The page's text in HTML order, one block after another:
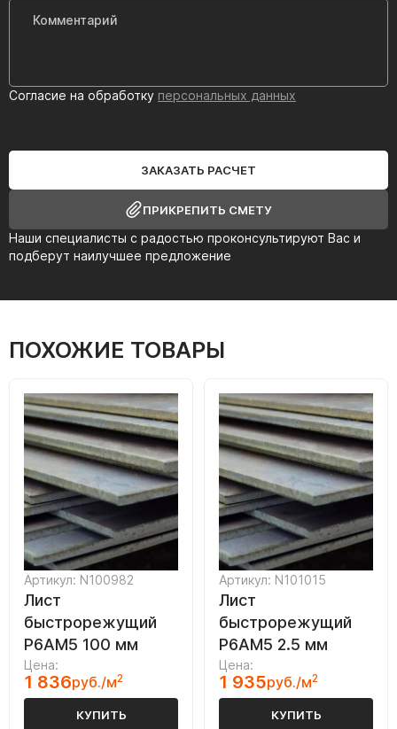
Наши специалисты с радостью проконсультируют Вас и
подберут наилучшее предложение
Согласие на обработку персональных данных
ЗАКАЗАТЬ РАСЧЕТ
ПРИКРЕПИТЬ СМЕТУ
ПОХОЖИЕ ТОВАРЫ
Артикул: N100982
Лист
быстрорежущий
Р6АМ5 100 мм
Цена:
1 836руб./м2
КУПИТЬ
Артикул: N101015
Лист
быстрорежущий
Р6АМ5 2.5 мм
Цена:
1 935руб./м2
КУПИТЬ